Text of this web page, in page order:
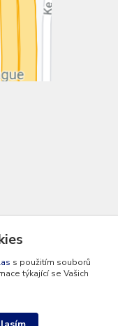
s použitím souborů
týkající se Vašich